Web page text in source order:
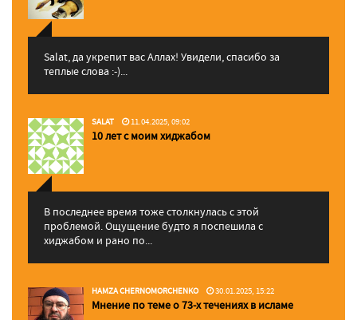
Salat, да укрепит вас Аллаx! Увидели, спасибо за
теплые слова :-)...
SALAT 11.04.2025, 09:02
10 лет с моим хиджабом
В последнее время тоже столкнулась с этой
проблемой. Ощущение будто я поспешила с
хиджабом и рано по...
HAMZA CHERNOMORCHENKO 30.01.2025, 15:22
Мнение по теме о 73-х течениях в исламе